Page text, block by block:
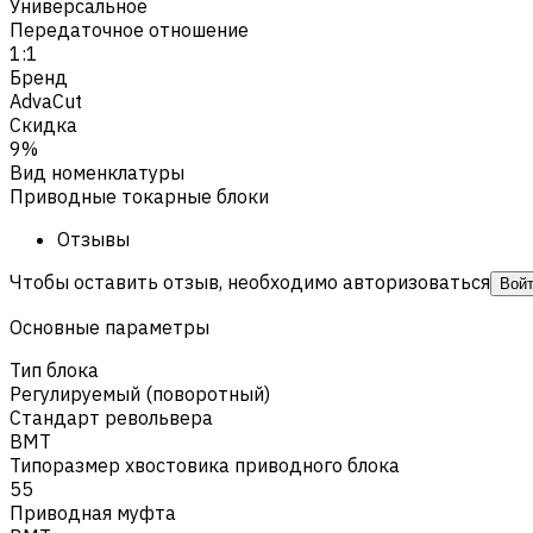
Универсальное
Передаточное отношение
1:1
Бренд
AdvaCut
Скидка
9%
Вид номенклатуры
Приводные токарные блоки
Отзывы
Чтобы оставить отзыв, необходимо авторизоваться
Основные параметры
Тип блока
Регулируемый (поворотный)
Стандарт револьвера
BMT
Типоразмер хвостовика приводного блока
55
Приводная муфта